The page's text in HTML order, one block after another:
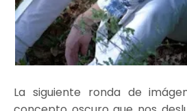
La siguiente ronda de